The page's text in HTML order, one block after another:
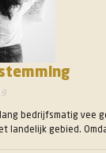
bedrijfsmatig vee
landelijk gebied.